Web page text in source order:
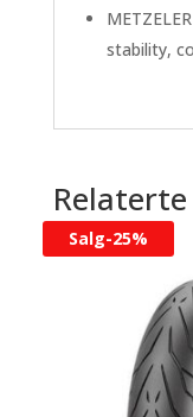
stability,
Salg-25%